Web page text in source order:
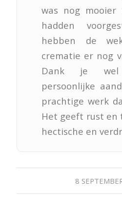
was nog mooier
hadden
hebben de
crematie er nog
Dank je
persoonlijke
prachtige werk
Het geeft rust en
hectische en
8